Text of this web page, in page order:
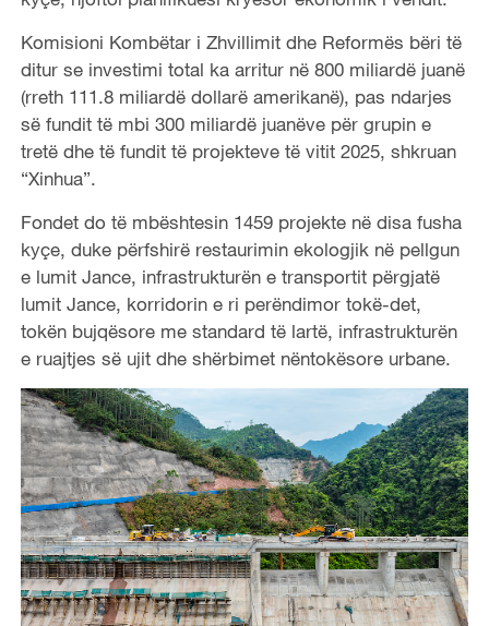
Komisioni Kombëtar i Zhvillimit dhe Reformës bëri të
ditur se investimi total ka arritur në 800 miliardë juanë
(rreth 111.8 miliardë dollarë amerikanë), pas ndarjes
së fundit të mbi 300 miliardë juanëve për grupin e
tretë dhe të fundit të projekteve të vitit 2025, shkruan
“Xinhua”.
Fondet do të mbështesin 1459 projekte në disa fusha
kyçe, duke përfshirë restaurimin ekologjik në pellgun
e lumit Jance, infrastrukturën e transportit përgjatë
lumit Jance, korridorin e ri perëndimor tokë-det,
tokën bujqësore me standard të lartë, infrastrukturën
e ruajtjes së ujit dhe shërbimet nëntokësore urbane.